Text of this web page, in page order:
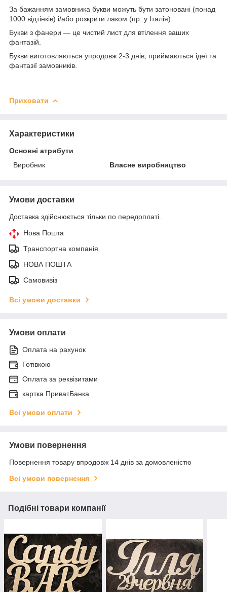
За бажанням замовника букви можуть бути затоновані (понад
1000 відтінків) і/або розкрити лаком (пр. у Італія).
Букви з фанери — це чистий лист для втілення ваших
фантазій.
Букви виготовляються упродовж 2-3 днів, приймаються ідеї та
фантазії замовників.
Приховати
Характеристики
Основні атрибути
Виробник
Власне виробництво
Умови доставки
Доставка здійснюється тільки по передоплаті.
Нова Пошта
Транспортна компанія
НОВА ПОШТА
Самовивіз
Всі умови доставки
Умови оплати
Оплата на рахунок
Готівкою
Оплата за реквізитами
картка ПриватБанка
Всі умови оплати
Умови повернення
Повернення товару впродовж 14 днів за домовленістю
Всі умови повернення
Подібні товари компанії